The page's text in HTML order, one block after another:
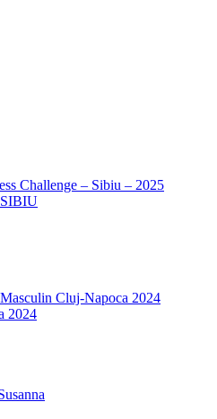
Challenge – Sibiu – 2025
SIBIU
Cluj-Napoca 2024
2024